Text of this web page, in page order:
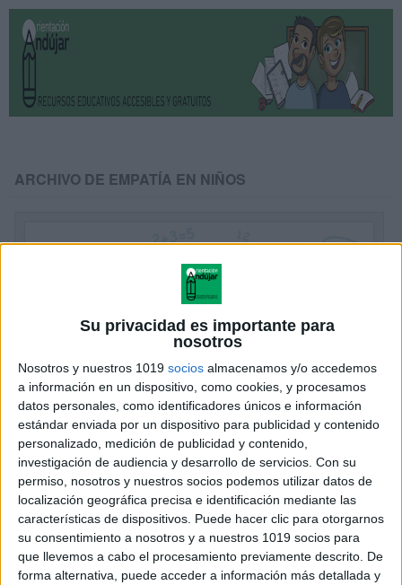
Su privacidad es importante para
nosotros
Nosotros y nuestros 1019 socios almacenamos y/o accedemos
a información en un dispositivo, como cookies, y procesamos
datos personales, como identificadores únicos e información
estándar enviada por un dispositivo para publicidad y contenido
personalizado, medición de publicidad y contenido,
investigación de audiencia y desarrollo de servicios. Con su
permiso, nosotros y nuestros socios podemos utilizar datos de
localización geográfica precisa e identificación mediante las
características de dispositivos. Puede hacer clic para otorgarnos
su consentimiento a nosotros y a nuestros 1019 socios para
que llevemos a cabo el procesamiento previamente descrito. De
forma alternativa, puede acceder a información más detallada y
ARCHIVO DE EMPATÍA EN NIÑOS
Los Derechos del Niño adaptada para 6 a
8 años
Publicado el 5 noviembre, 2024
n esta oportunidad, compartimos un recurso
fundamental para trabajar en el aula o en casa: «Los
Derechos del Niño» adaptados especialmente para
los más pequeños de 6 a 8 años. […]